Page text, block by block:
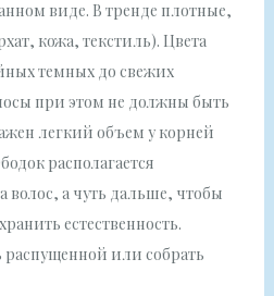
виде. В тренде плотные,
кожа, текстиль). Цвета
темных до свежих
при этом не должны быть
легкий объем у корней
располагается
волос, а чуть дальше, чтобы
естественность.
или собрать